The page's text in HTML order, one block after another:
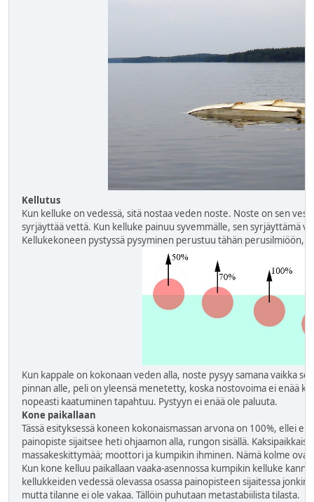
Kellutus
Kun kelluke on vedessä, sitä nostaa veden noste. Noste on sen
syrjäyttää vettä. Kun kelluke painuu syvemmälle, sen syrjäyttämä
Kellukekoneen pystyssä pysyminen perustuu tähän perusilmiöön,
Kun kappale on kokonaan veden alla, noste pysyy samana vaikka
pinnan alle, peli on yleensä menetetty, koska nostovoima ei enää
nopeasti kaatuminen tapahtuu. Pystyyn ei enää ole paluuta.
Kone paikallaan
Tässä esityksessä koneen kokonaismassan arvona on 100%, ellei
painopiste sijaitsee heti ohjaamon alla, rungon sisällä.
massakeskittymää; moottori ja kumpikin ihminen. Nämä kolme
Kun kone kelluu paikallaan vaaka-asennossa kumpikin kelluke
kellukkeiden vedessä olevassa osassa painopisteen sijaitessa
mutta tilanne ei ole vakaa. Tällöin puhutaan metastabiilista tilasta.